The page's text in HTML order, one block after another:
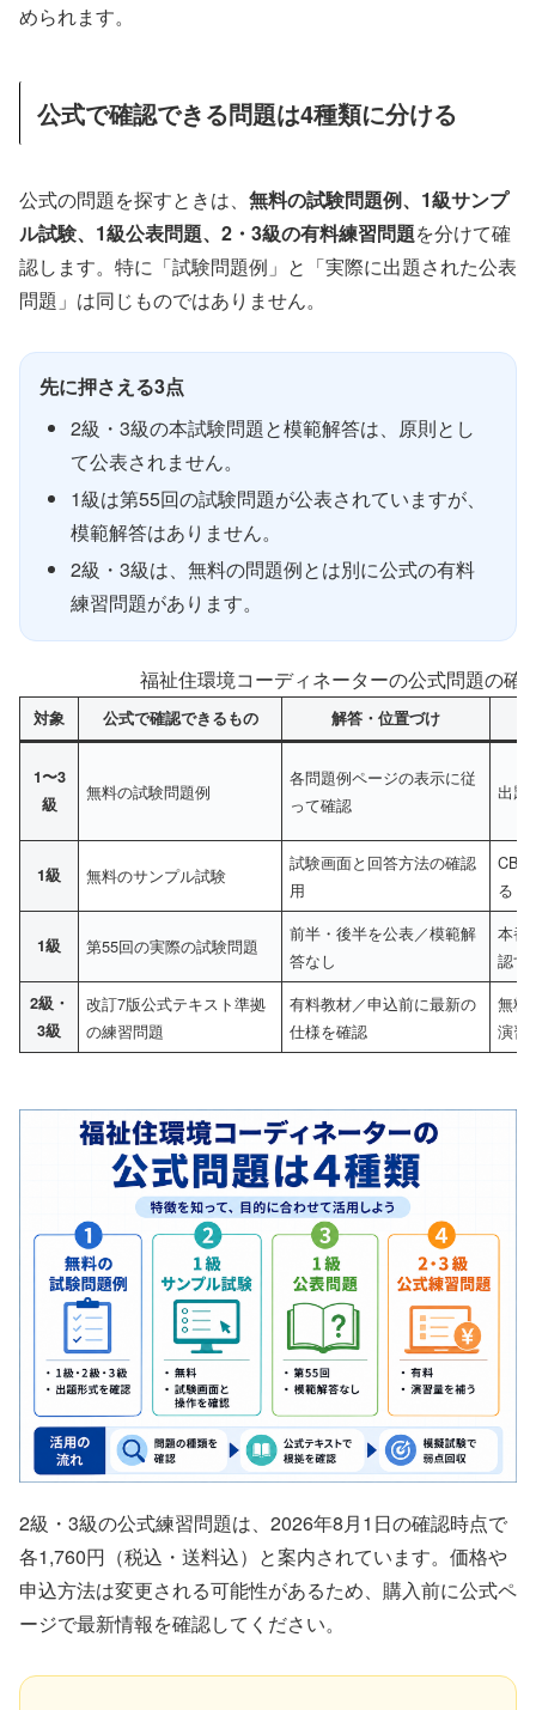
められます。
公式で確認できる問題は4種類に分ける
公式の問題を探すときは、 無料の試験問題例、1級サンプ
ル試験、1級公表問題、2・3級の有料練習問題を分けて確
認します。特に「試験問題例」と「実際に出題された公表
問題」は同じものではありません。
先に押さえる3点
2級・3級の本試験問題と模範解答は、原則とし
て公表されません。
1級は第55回の試験問題が公表されていますが、
模範解答はありません。
2級・3級は、無料の問題例とは別に公式の有料
練習問題があります。
福祉住環境コーディネーターの公式問題の確
対象 公式で確認できるもの 解答・位置づけ
1〜3
級
無料の試験問題例
各問題例ページの表示に従
って確認
出題
1級 無料のサンプル試験
試験画面と回答方法の確認
用
CBT
る
1級 第55回の実際の試験問題
前半・後半を公表／模範解
答なし
本番
認す
2級・
3級
改訂7版公式テキスト準拠
の練習問題
有料教材／申込前に最新の
仕様を確認
無料
演習
2級・3級の公式練習問題は、2026年8月1日の確認時点で
各1,760円（税込・送料込）と案内されています。価格や
申込方法は変更される可能性があるため、購入前に公式ペ
ージで最新情報を確認してください。